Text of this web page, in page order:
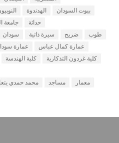
الهدندوة
بيوت السودان
جامعة
حداثة
سودان سيرة ذاتية ضريح
طوب
عمارة
عمارة كمال عباس
كلية الهندسة
كلية غردون التذكارية
محمد حمدي
مساجد
معمار